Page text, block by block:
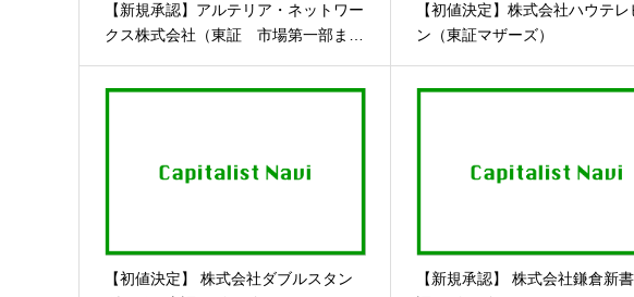
【新規承認】アルテリア・ネットワー
クス株式会社（東証 市場第一部ま…
【初値決定】株式会社ハウテレ
ン（東証マザーズ）
【初値決定】 株式会社ダブルスタン
【新規承認】 株式会社鎌倉新